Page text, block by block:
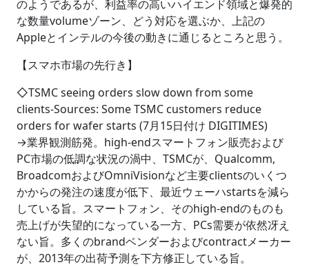
のようであるが、利益率の高いハイエンド領域と爆発的
な数量volumeゾーン、どう対応を選ぶか、上記の
Appleとインテルの今後の動きに通じるところと思う。
【スマホ市場の先行き】
◇TSMC seeing orders slow down from some
clients-Sources: Some TSMC customers reduce
orders for wafer starts (7月15日付け DIGITIMES)
→業界観測筋発。high-endスマートフォン販売および
PC市場の低調な状況の渦中、TSMCが、Qualcomm,
BroadcomおよびOmniVisionなど主要clientsのいくつ
かからの発注の速度が低下、最近ウェーハstartsを減ら
している旨。スマートフォン、そのhigh-endのものも
売上げが失望的になっている一方、PCs需要が依然冴え
ない旨。多くのbrandベンダーおよびcontractメーカー
が、2013年の出荷予測を下方修正している旨。